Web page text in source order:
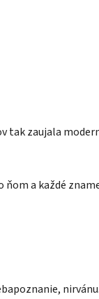
tak zaujala
a každé
nirvánu.